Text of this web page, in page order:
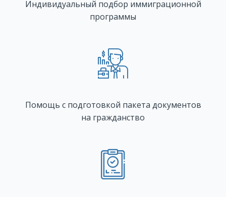
Индивидуальный подбор иммиграционной
программы
Помощь с подготовкой пакета документов
на гражданство